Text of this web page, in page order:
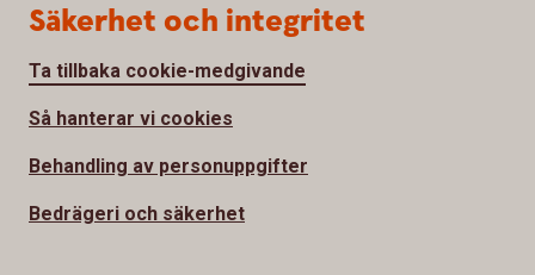
Säkerhet och integritet
Ta tillbaka cookie-medgivande
Så hanterar vi cookies
Behandling av personuppgifter
Bedrägeri och säkerhet